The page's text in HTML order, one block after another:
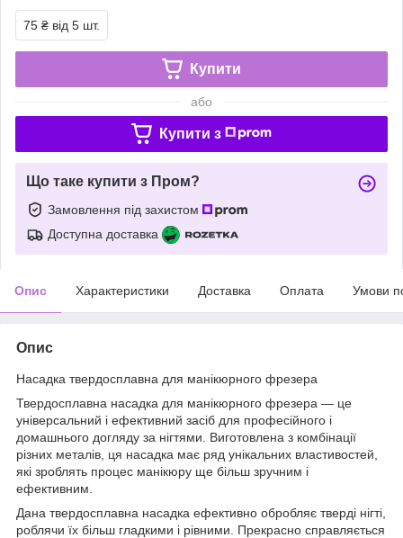
75 ₴ від 5 шт.
Купити
або
Купити з
Що таке купити з Пром?
Замовлення під захистом
Доступна доставка
Опис Характеристики Доставка Оплата Умови
Опис
Насадка твердосплавна для манікюрного фрезера
Твердосплавна насадка для манікюрного фрезера — це
універсальний і ефективний засіб для професійного і
домашнього догляду за нігтями. Виготовлена з комбінації
різних металів, ця насадка має ряд унікальних властивостей,
які зроблять процес манікюру ще більш зручним і
ефективним.
Дана твердосплавна насадка ефективно обробляє тверді нігті,
роблячи їх більш гладкими і рівними. Прекрасно справляється